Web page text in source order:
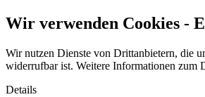
Wir verwenden Cookies -
Wir nutzen Dienste von Drittanbietern, die
widerrufbar ist. Weitere Informationen zum
Details